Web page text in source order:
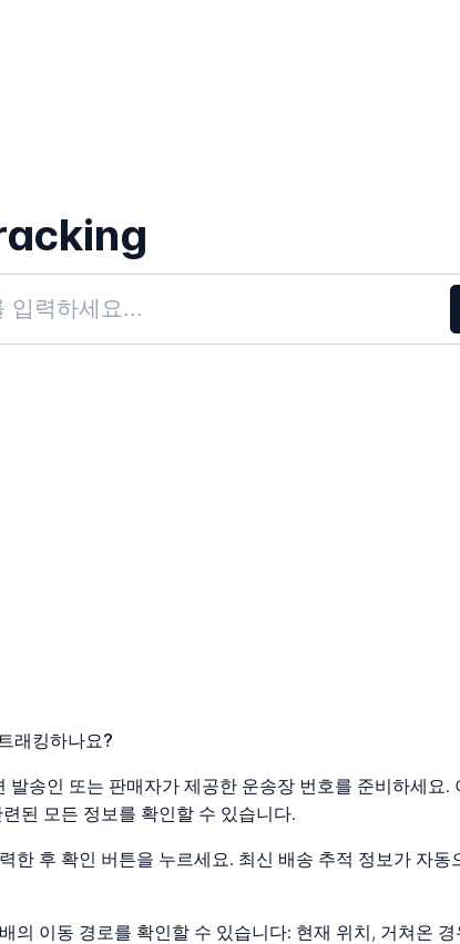
래킹하나요?
발송인 또는 판매자가 제공한 운송장 번호를 준비하세요.
된 모든 정보를 확인할 수 있습니다.
한 후 확인 버튼을 누르세요. 최신 배송 추적 정보가 자동
의 이동 경로를 확인할 수 있습니다: 현재 위치, 거쳐온 경